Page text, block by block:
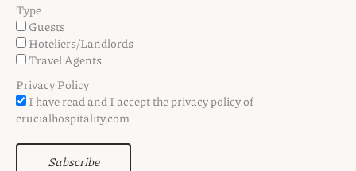
Type
Guests
Hoteliers/Landlords
Travel Agents
Privacy Policy
I have read and I accept the privacy policy of
crucialhospitality.com
Subscribe